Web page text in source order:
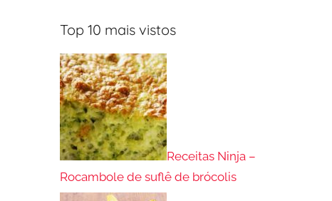
Top 10 mais vistos
Receitas Ninja –
Rocambole de suflê de brócolis